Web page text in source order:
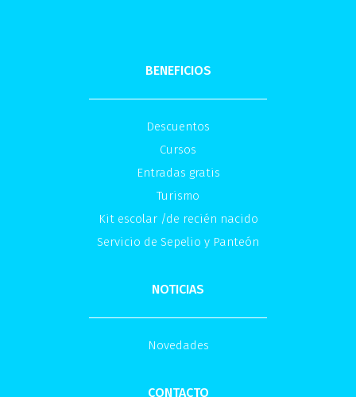
BENEFICIOS
Descuentos
Cursos
Entradas gratis
Turismo
Kit escolar /de recién nacido
Servicio de Sepelio y Panteón
NOTICIAS
Novedades
CONTACTO